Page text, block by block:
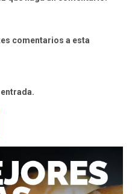
comentarios a esta